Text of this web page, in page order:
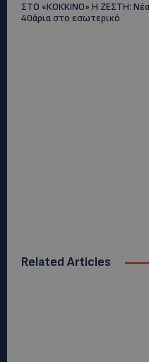
ΣΤΟ «ΚΟΚΚΙΝΟ» Η ΖΕΣΤΗ:
40άρια στο εσωτερικό
Related Articles